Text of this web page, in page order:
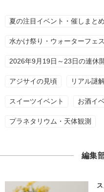
夏の注目イベント・催しまとめ
水かけ祭り・ウォーターフェス
2026年9月19日～23日の連休
アジサイの見頃 リアル謎
スイーツイベント お酒イ
プラネタリウム・天体観測
編集